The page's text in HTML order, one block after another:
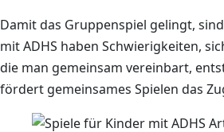
Damit das Gruppenspiel gelingt,
mit ADHS haben Schwierigkeiten,
die man gemeinsam vereinbart,
fördert gemeinsames Spielen das